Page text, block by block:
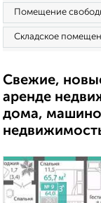
Помещение
Складское
Свежие,
аренде
дома,